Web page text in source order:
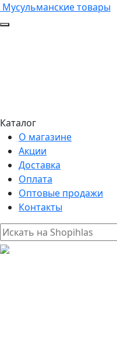
Мусульманские товары
Каталог
О магазине
Акции
Доставка
Оплата
Оптовые продажи
Контакты